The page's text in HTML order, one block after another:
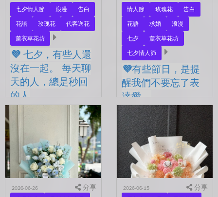
七夕情人節 浪漫
告白
花語
玫瑰花
代客送花
薰衣草花坊
💜 七夕，有些人還
沒在一起。 每天聊
天的人，總是秒回
的人
💜 七夕，有些人還沒在一
起。 每天聊天的人，總是
秒回的人， 會記得你愛喝什
麼、喜歡什麼的人。 你們
沒有說過喜歡，卻早已習慣
彼此存在。 七夕快到...
情人節 玫瑰花
告白
花語
求婚
浪漫
七夕
薰衣草花坊
七夕情人節
💜有些節日，是提
醒我們不要忘了表
達愛。
💜有些節日，是提醒我們不
要忘了表達愛。 平常的日
子，總是忙著工作、忙著生
活。 那些想說的謝謝、想
說的辛苦了、想說的我愛
你。 常常就這樣，留到了
下...
2026-06-26 分享 2026-06-15 分享